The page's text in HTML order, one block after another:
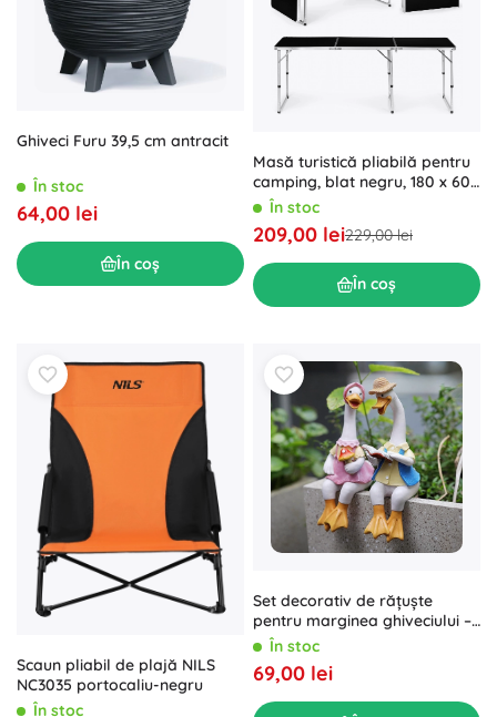
Ghiveci Furu 39,5 cm antracit
În stoc
64,00 lei
În coș
Masă turistică pliabilă pentru
camping, blat negru, 180 x 60
cmÎn stoc
209,00 lei229,00 lei
În coș
Scaun pliabil de plajă NILS
NC3035 portocaliu-negru
În stoc
Set decorativ de rățuște
pentru marginea ghiveciului –
2 buc
În stoc
69,00 lei